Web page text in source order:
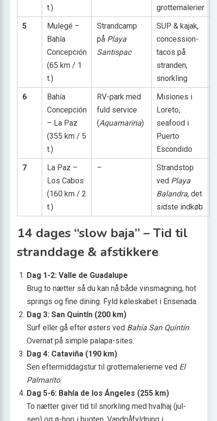
t.)
grottemalerier
5
Mulegé –
Bahía
Concepción
(65 km / 1
t.)
Strandcamp
på Playa
Santispac
SUP & kajak,
concession-
tacos på
stranden,
snorkling
6
Bahía
Concepción
– La Paz
(355 km / 5
t.)
RV-park med
fuld service
(Aquamarina)
Misiones i
Loreto,
seafood i
Puerto
Escondido
7
La Paz –
Los Cabos
(160 km / 2
t.)
–
Strandstop
ved Playa
Balandra, det
sidste indkøb
14 dages “slow baja” – Tid til
stranddage & afstikkere
Dag 1-2: Valle de Guadalupe
Brug to nætter så du kan nå både vinsmagning, hot
springs og fine dining. Fyld køleskabet i Ensenada.
Dag 3: San Quintín (200 km)
Surf eller gå efter østers ved Bahía San Quintín.
Overnat på simple palapa-sites.
Dag 4: Cataviña (190 km)
Sen eftermiddagstur til grottemalerierne ved El
Palmarito.
Dag 5-6: Bahía de los Ángeles (255 km)
To nætter giver tid til snorkling med hvalhaj (jul-